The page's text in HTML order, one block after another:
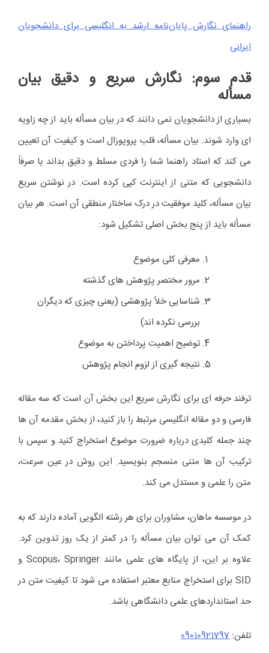
راهنمای نگارش پایان‌نامه ارشد به انگلیسی برای دانشجویان
ایرانی
قدم سوم: نگارش سریع و دقیق بیان
مسأله
بسیاری از دانشجویان نمی دانند که در بیان مسأله باید از چه زاویه
ای وارد شوند. بیان مسأله، قلب پروپوزال است و کیفیت آن تعیین
می کند که استاد راهنما شما را فردی مسلط و دقیق بداند یا صرفاً
دانشجویی که متنی از اینترنت کپی کرده است. در نوشتن سریع
بیان مسأله، کلید موفقیت در درک ساختار منطقی آن است. هر بیان
مسأله باید از پنج بخش اصلی تشکیل شود:
معرفی کلی موضوع
مرور مختصر پژوهش های گذشته
شناسایی خلأ پژوهشی (یعنی چیزی که دیگران
بررسی نکرده اند)
توضیح اهمیت پرداختن به موضوع
نتیجه گیری از لزوم انجام پژوهش
ترفند حرفه ای برای نگارش سریع این بخش آن است که سه مقاله
فارسی و دو مقاله انگلیسی مرتبط را باز کنید، از بخش مقدمه آن ها
چند جمله کلیدی درباره ضرورت موضوع استخراج کنید و سپس با
ترکیب آن ها متنی منسجم بنویسید. این روش در عین سرعت،
متن را علمی و مستدل می کند.
در موسسه ماهان، مشاوران برای هر رشته الگویی آماده دارند که به
کمک آن می توان بیان مسأله را در کمتر از یک روز تدوین کرد.
علاوه بر این، از پایگاه های علمی مانند Scopus، Springer و
SID برای استخراج منابع معتبر استفاده می شود تا کیفیت متن در
حد استانداردهای علمی دانشگاهی باشد.
تلفن: 09010921797